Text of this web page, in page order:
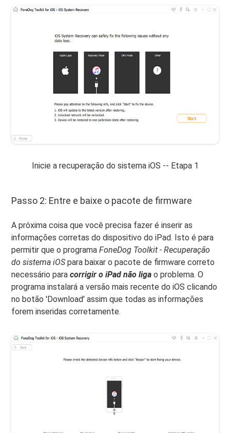
Inicie a recuperação do sistema iOS -- Etapa 1
Passo 2: Entre e baixe o pacote de firmware
A próxima coisa que você precisa fazer é inserir as
informações corretas do dispositivo do iPad. Isto é para
permitir que o programaFoneDog Toolkit - Recuperação
do sistema iOSpara baixar o pacote de firmware correto
necessário paracorrigir o iPad não liga o problema. O
programa instalará a versão mais recente do iOS clicando
no botão 'Download' assim que todas as informações
forem inseridas corretamente.